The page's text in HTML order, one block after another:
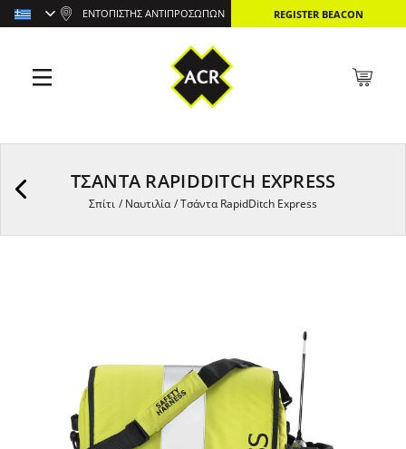
ΤΣΆΝΤΑ RAPIDDITCH EXPRESS
Σπίτι /Ναυτιλία /Τσάντα RapidDitch Express
ΕΝΤΟΠΙΣΤΉΣ ΑΝΤΙΠΡΟΣΏΠΩΝ REGISTER BEACON